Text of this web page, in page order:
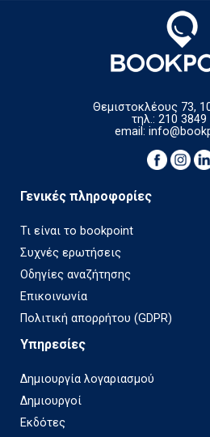
Θεμιστοκλέους 73,
τηλ.: 210 3849
email:
Γενικές πληροφορίες
Τι είναι το bookpoint
Συχνές ερωτήσεις
Οδηγίες αναζήτησης
Επικοινωνία
Πολιτική απορρήτου (GDPR)
Υπηρεσίες
Δημιουργία λογαριασμού
Δημιουργοί
Εκδότες